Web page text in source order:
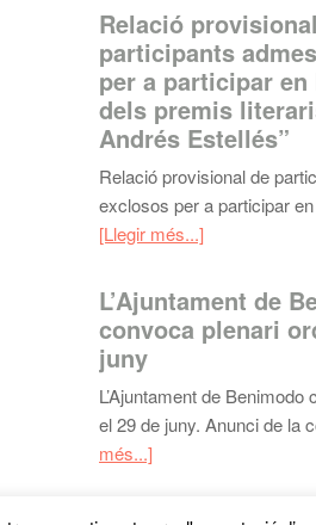
Relació
participants
per a participar en
dels premis
Andrés Estellés”
Relació provisional de
exclosos per a participar
[Llegir més...]
L’Ajuntament de
convoca plenari
juny
L’Ajuntament de
el 29 de juny. Anunci de la
més...]